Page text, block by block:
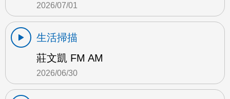
2026/07/01
生活掃描
莊文凱 FM AM
2026/06/30